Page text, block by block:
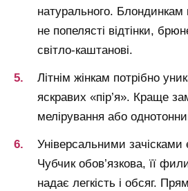
натурального. Блондинкам
не попелясті відтінки,
світло-каштанові.
Літнім жінкам потрібно
яскравих «пір’я». Краще
мелірування або
Універсальними зачісками
Чубчик обов’язкова, її
надає легкість і обсяг.